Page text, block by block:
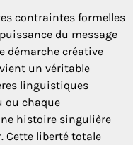
contraintes formelles
du message
démarche créative
un véritable
linguistiques
ou chaque
histoire singulière
Cette liberté totale